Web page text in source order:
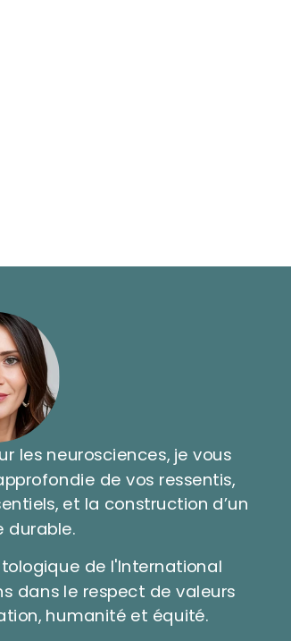
les neurosciences, je vous
de vos ressentis,
et la construction d’un
durable.
de l'International
dans le respect de valeurs
humanité et équité.